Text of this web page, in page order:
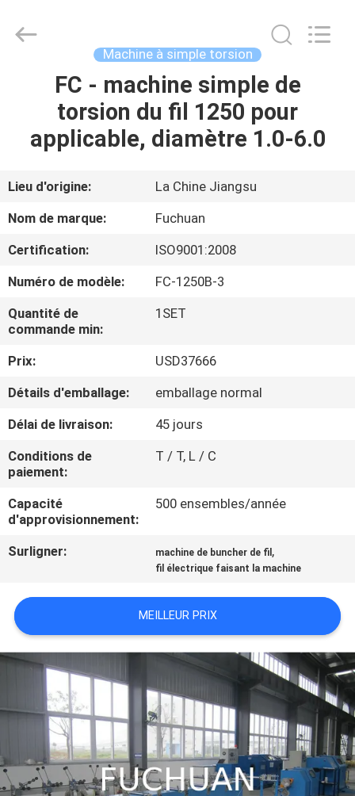
ACCUEIL
PRODUITS
VIDÉOS
SPECTACLE
VR
À
PROPOS
DE
NOUS
VISITE
DE
L'USINE
QUALITÉ
CONTACTEZ-
NOUS
NOUVELLES
LES
Electrical
Machine à simple torsion
FC - machine simple de
torsion du fil 1250 pour
applicable, diamètre 1.0-6.0
Lieu d'origine:
La Chine Jiangsu
Nom de marque:
Fuchuan
Certification:
ISO9001:2008
Numéro de modèle:
FC-1250B-3
Quantité de
commande min:
1SET
Prix:
USD37666
Détails d'emballage:
emballage normal
Délai de livraison:
45 jours
Conditions de
paiement:
T / T, L / C
Capacité
d'approvisionnement:
500 ensembles/année
Surligner: machine de buncher de fil ,
fil électrique faisant la machine
MEILLEUR PRIX